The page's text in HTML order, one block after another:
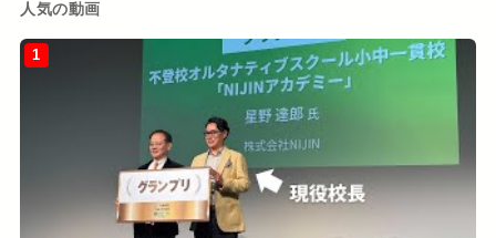
人気の動画
1